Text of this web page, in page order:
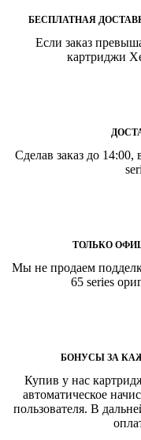
БЕСПЛАТНАЯ
Если заказ
картриджи
Сделав заказ до
ТОЛЬКО
Мы не продаем
65 series
БОНУСЫ ЗА
Купив у нас
автоматическое
пользователя. В